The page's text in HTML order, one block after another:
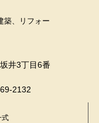
築、リフォー
井3丁目6番
2132